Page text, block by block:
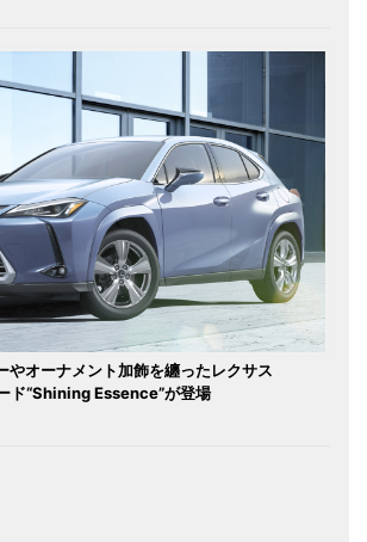
やオーナメント加飾を纏ったレクサス
ド“Shining Essence”が登場